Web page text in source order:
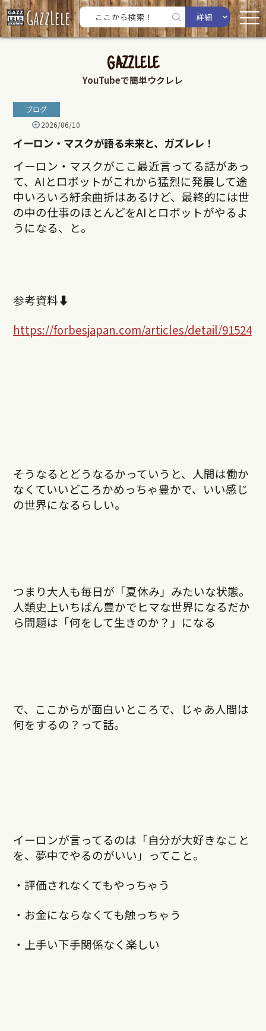
詳細
GAZZLELE
YouTubeで簡単ウクレレ
ブログ
2026/06/10
イーロン・マスクが語る未来と、ガズレレ！
イーロン・マスクがここ最近言ってる話があっ
て、AIとロボットがこれから猛烈に発展して途
中いろいろ紆余曲折はあるけど、最終的には世
の中の仕事のほとんどをAIとロボットがやるよ
うになる、と。
参考資料⬇︎
https://forbesjapan.com/articles/detail/91524
そうなるとどうなるかっていうと、人間は働か
なくていいどころかめっちゃ豊かで、いい感じ
の世界になるらしい。
つまり大人も毎日が「夏休み」みたいな状態。
人類史上いちばん豊かでヒマな世界になるだか
ら問題は「何をして生きのか？」になる
で、ここからが面白いところで、じゃあ人間は
何をするの？って話。
イーロンが言ってるのは「自分が大好きなこと
を、夢中でやるのがいい」ってこと。
・評価されなくてもやっちゃう
・お金にならなくても触っちゃう
・上手い下手関係なく楽しい